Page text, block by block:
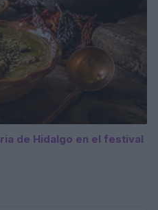
de Hidalgo en el festival